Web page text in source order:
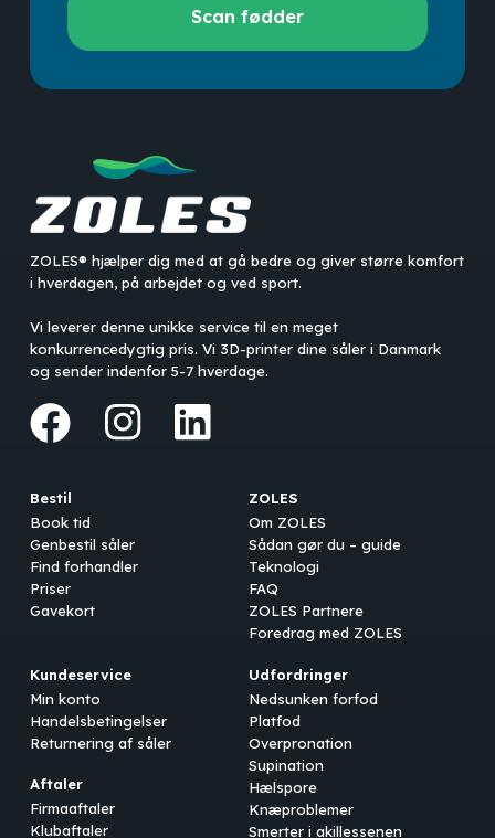
fødder
Scan fødder
ZOLES® hjælper dig med at gå bedre og giver større komfort
i hverdagen, på arbejdet og ved sport.
Vi leverer denne unikke service til en meget
konkurrencedygtig pris. Vi 3D-printer dine såler i Danmark
og sender indenfor 5-7 hverdage.
Bestil
Book tid
Genbestil såler
Find forhandler
Priser
Gavekort
Aftaler
Firmaaftaler
Klubaftaler
ZOLES
Om ZOLES
Sådan gør du – guide
Teknologi
FAQ
ZOLES Partnere
Foredrag med ZOLES
Kundeservice
Min konto
Handelsbetingelser
Returnering af såler
Udfordringer
Nedsunken forfod
Platfod
Overpronation
Supination
Hælspore
Knæproblemer
Smerter i akillessenen